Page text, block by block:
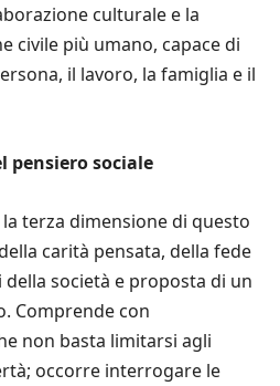
culturale e la
civile più umano, capace di
il lavoro, la famiglia e il
pensiero sociale
terza dimensione di questo
carità pensata, della fede
società e proposta di un
Comprende con
non basta limitarsi agli
occorre interrogare le